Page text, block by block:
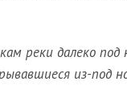
реки далеко
из-под